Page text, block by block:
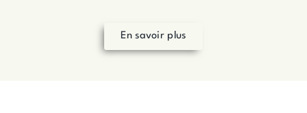
En savoir plus